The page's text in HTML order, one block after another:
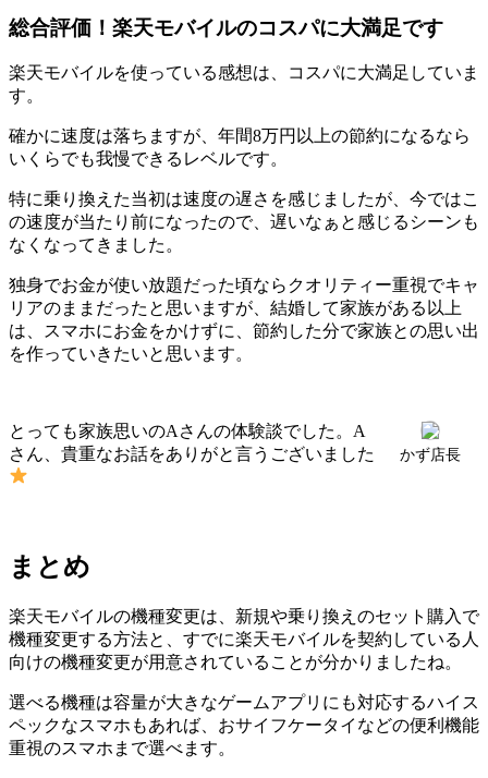
総合評価！楽天モバイルのコスパに大満足です
楽天モバイルを使っている感想は、コスパに大満足していま
す。
確かに速度は落ちますが、年間8万円以上の節約になるなら
いくらでも我慢できるレベルです。
特に乗り換えた当初は速度の遅さを感じましたが、今ではこ
の速度が当たり前になったので、遅いなぁと感じるシーンも
なくなってきました。
独身でお金が使い放題だった頃ならクオリティー重視でキャ
リアのままだったと思いますが、結婚して家族がある以上
は、スマホにお金をかけずに、節約した分で家族との思い出
を作っていきたいと思います。
とっても家族思いのAさんの体験談でした。A
さん、貴重なお話をありがと言うございました
かず店長
まとめ
楽天モバイルの機種変更は、新規や乗り換えのセット購入で
機種変更する方法と、すでに楽天モバイルを契約している人
向けの機種変更が用意されていることが分かりましたね。
選べる機種は容量が大きなゲームアプリにも対応するハイス
ペックなスマホもあれば、おサイフケータイなどの便利機能
重視のスマホまで選べます。